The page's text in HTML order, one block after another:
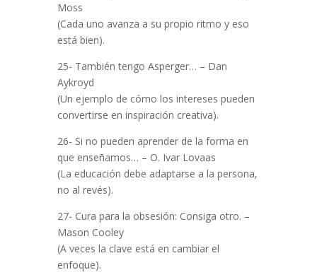
Moss
(Cada uno avanza a su propio ritmo y eso
está bien).
25- También tengo Asperger… – Dan
Aykroyd
(Un ejemplo de cómo los intereses pueden
convertirse en inspiración creativa).
26- Si no pueden aprender de la forma en
que enseñamos… – O. Ivar Lovaas
(La educación debe adaptarse a la persona,
no al revés).
27- Cura para la obsesión: Consiga otro. –
Mason Cooley
(A veces la clave está en cambiar el
enfoque).